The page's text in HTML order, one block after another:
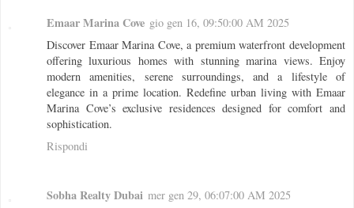
Emaar Marina Cove gio gen 16, 09:50:00 AM 2025
Discover Emaar Marina Cove, a premium waterfront development
offering luxurious homes with stunning marina views. Enjoy
modern amenities, serene surroundings, and a lifestyle of
elegance in a prime location. Redefine urban living with Emaar
Marina Cove’s exclusive residences designed for comfort and
sophistication.
Rispondi
Sobha Realty Dubai mer gen 29, 06:07:00 AM 2025